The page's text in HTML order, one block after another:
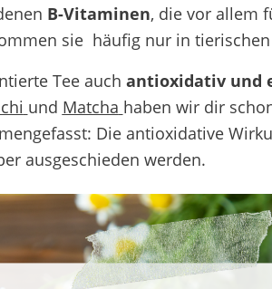
B-Vitaminen, die vor allem
sie häufig nur in
Tee auch antioxidativ und
und Matcha haben wir dir
Die antioxidative
ausgeschieden werden.